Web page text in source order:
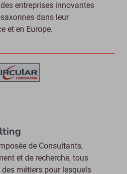
entreprises innovantes
dans leur
et en Europe.
de Consultants,
et de recherche, tous
métiers pour lesquels